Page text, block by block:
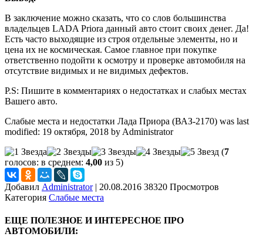
В заключение можно сказать, что со слов большинства
владельцев LADA Priora данный авто стоит своих денег. Да!
Есть часто выходящие из строя отдельные элементы, но и
цена их не космическая. Самое главное при покупке
ответственно подойти к осмотру и проверке автомобиля на
отсутствие видимых и не видимых дефектов.
P.S: Пишите в комментариях о недостатках и слабых местах
Вашего авто.
Слабые места и недостатки Лада Приора (ВАЗ-2170) was last
modified: 19 октября, 2018 by Administrator
(7
голосов: в среднем: 4,00 из 5)
Добавил Administrator | 20.08.2016 38320 Просмотров
Категория Слабые места
ЕЩЕ ПОЛЕЗНОЕ И ИНТЕРЕСНОЕ ПРО
АВТОМОБИЛИ: